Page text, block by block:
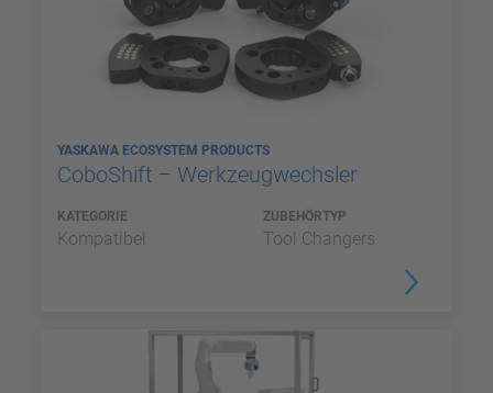
YASKAWA ECOSYSTEM PRODUCTS
CoboShift – Werkzeugwechsler
KATEGORIE
Kompatibel
ZUBEHÖRTYP
Tool Changers